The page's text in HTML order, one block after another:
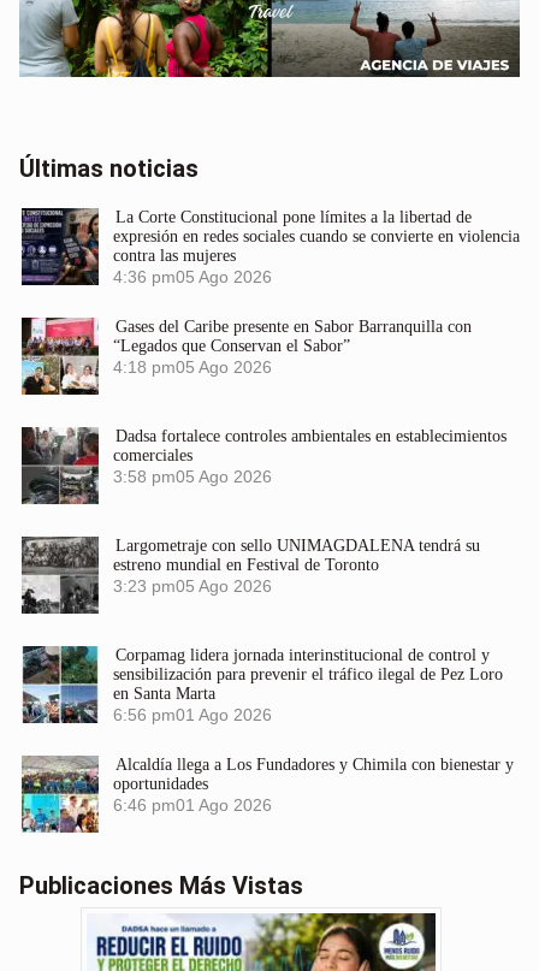
Últimas noticias
La Corte Constitucional pone límites a la libertad de
expresión en redes sociales cuando se convierte en violencia
contra las mujeres
4:36 pm05 Ago 2026
Gases del Caribe presente en Sabor Barranquilla con
“Legados que Conservan el Sabor”
4:18 pm05 Ago 2026
Dadsa fortalece controles ambientales en establecimientos
comerciales
3:58 pm05 Ago 2026
Largometraje con sello UNIMAGDALENA tendrá su
estreno mundial en Festival de Toronto
3:23 pm05 Ago 2026
Corpamag lidera jornada interinstitucional de control y
sensibilización para prevenir el tráfico ilegal de Pez Loro
en Santa Marta
6:56 pm01 Ago 2026
Alcaldía llega a Los Fundadores y Chimila con bienestar y
oportunidades
6:46 pm01 Ago 2026
Publicaciones Más Vistas